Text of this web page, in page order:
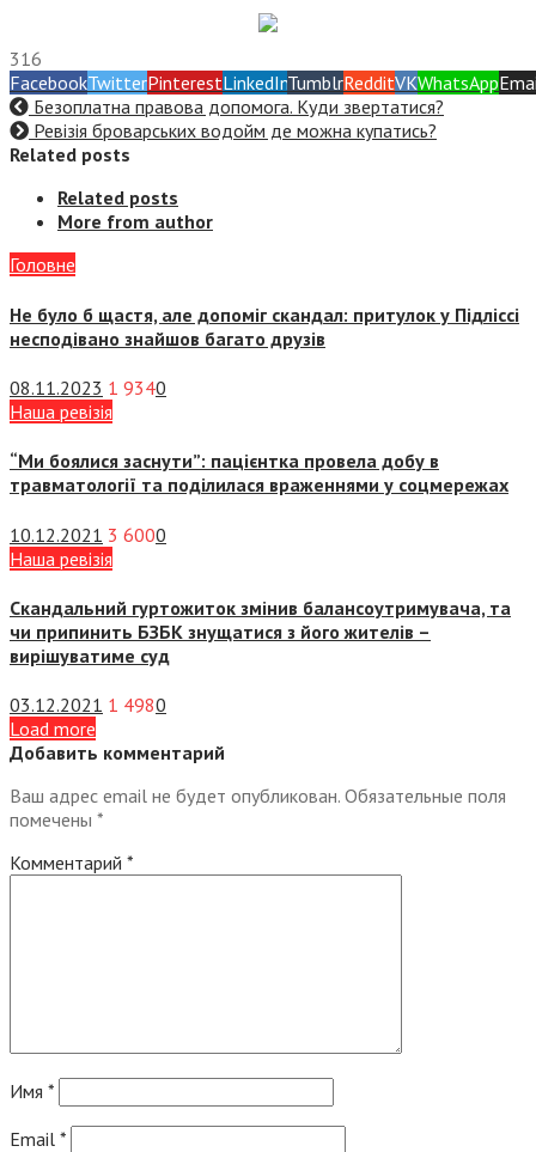
316
FacebookTwitterPinterestLinkedInTumblrRedditVKWhatsApp
Безоплатна правова допомога. Куди звертатися?
Ревізія броварських водойм де можна купатись?
Related posts
Related posts
More from author
Головне
Не було б щастя, але допоміг скандал: притулок у Підліссі
несподівано знайшов багато друзів
08.11.2023 1 9340
Наша ревізія
“Ми боялися заснути”: пацієнтка провела добу в
травматології та поділилася враженнями у соцмережах
10.12.2021 3 6000
Наша ревізія
Скандальний гуртожиток змінив балансоутримувача, та
чи припинить БЗБК знущатися з його жителів –
вирішуватиме суд
03.12.2021 1 4980
Load more
Добавить комментарий
Ваш адрес email не будет опубликован. Обязательные поля
помечены *
Комментарий *
Имя *
Email *